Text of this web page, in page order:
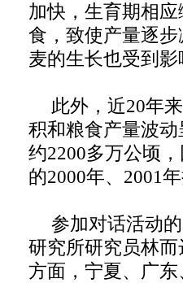
加快，生育期相
食，致使产量逐
麦的生长也受到影
此外，近20年
积和粮食产量波
约2200多万公顷
的2000年、2001
参加对话活动
研究所研究员林
方面，宁夏、广